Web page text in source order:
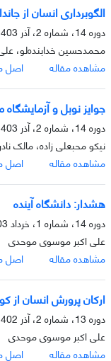
الگوبرداری انسان از
دوره 14، شماره 2، آذر 1403، صفحه
محمدحسین خدابنده‌لو،
مشاهده مقاله
اصل
جوایز نوبل و
دوره 14، شماره 2، آذر 1403، صفحه
نیکو محبعلی زاده، مالک
مشاهده مقاله
اصل
هشدار: دانشگاه آینده
دوره 14، شماره 1، خرداد 1403، صفحه
علی اکبر موسوی موحدی
مشاهده مقاله
اصل
ارکان پرورش انسان از
دوره 13، شماره 2، آذر 1402، صفحه
علی اکبر موسوی موحدی
مشاهده مقاله
اصل